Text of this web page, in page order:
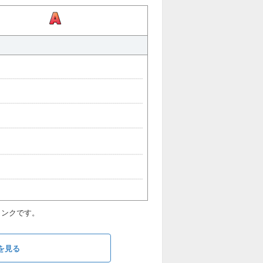
クです。
見る